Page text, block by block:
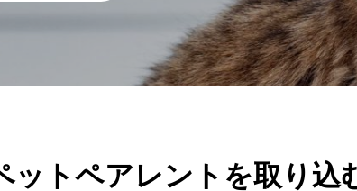
ットペアレントを取り込